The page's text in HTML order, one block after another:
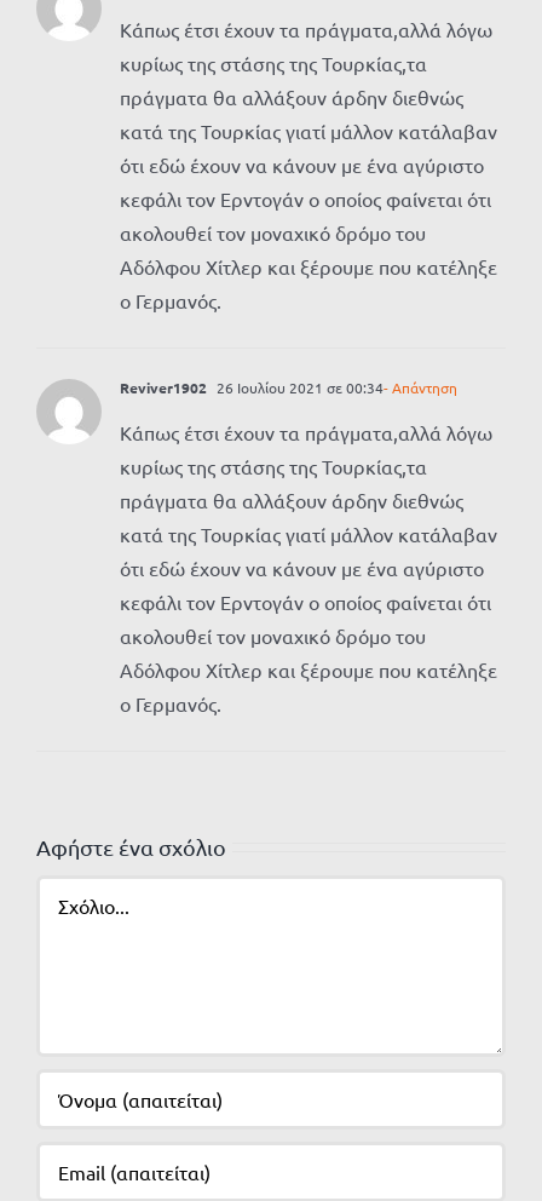
Κάπως έτσι έχουν τα πράγματα,αλλά λόγω
κυρίως της στάσης της Τουρκίας,τα
πράγματα θα αλλάξουν άρδην διεθνώς
κατά της Τουρκίας γιατί μάλλον κατάλαβαν
ότι εδώ έχουν να κάνουν με ένα αγύριστο
κεφάλι τον Ερντογάν ο οποίος φαίνεται ότι
ακολουθεί τον μοναχικό δρόμο του
Αδόλφου Χίτλερ και ξέρουμε που κατέληξε
ο Γερμανός.
Reviver1902 26 Ιουλίου 2021 σε 00:34- Απάντηση
Κάπως έτσι έχουν τα πράγματα,αλλά λόγω
κυρίως της στάσης της Τουρκίας,τα
πράγματα θα αλλάξουν άρδην διεθνώς
κατά της Τουρκίας γιατί μάλλον κατάλαβαν
ότι εδώ έχουν να κάνουν με ένα αγύριστο
κεφάλι τον Ερντογάν ο οποίος φαίνεται ότι
ακολουθεί τον μοναχικό δρόμο του
Αδόλφου Χίτλερ και ξέρουμε που κατέληξε
ο Γερμανός.
Αφήστε ένα σχόλιο